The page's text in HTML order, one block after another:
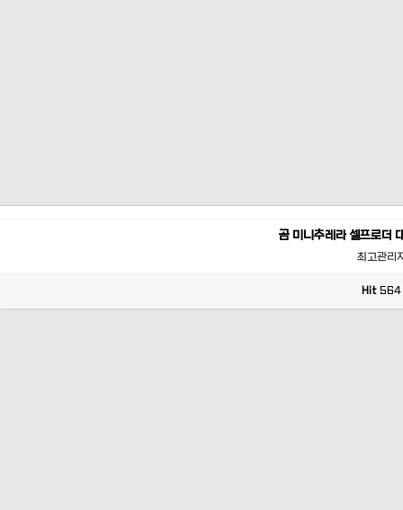
곰 미니추레라 셀프로더
최고관리
Hit 564